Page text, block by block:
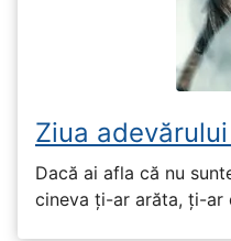
Ziua
Dacă ai afla că nu
cineva ți-ar arăta, ți-ar